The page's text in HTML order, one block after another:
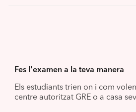
Fes l'examen a la teva manera
Els estudiants trien on i com
centre autoritzat GRE o a casa